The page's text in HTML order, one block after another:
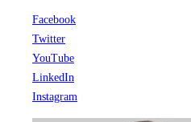
Facebook
Twitter
YouTube
LinkedIn
Instagram